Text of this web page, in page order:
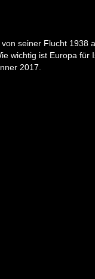
seiner Flucht 1938
wichtig ist Europa für
2017.